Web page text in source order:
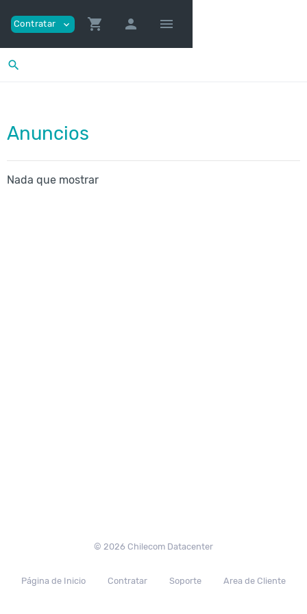
Contratar expand_more shopping_cart person menu
search
Anuncios
Nada que mostrar
© 2026 Chilecom Datacenter
Página de Inicio Contratar Soporte Area de Cliente